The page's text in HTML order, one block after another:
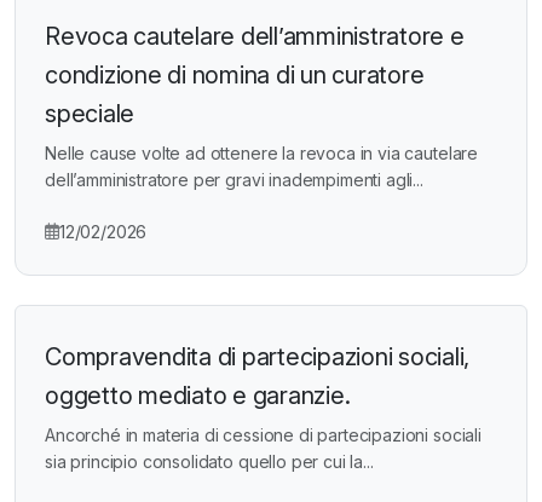
Revoca cautelare dell’amministratore e
condizione di nomina di un curatore
speciale
Nelle cause volte ad ottenere la revoca in via cautelare
dell’amministratore per gravi inadempimenti agli...
12/02/2026
Compravendita di partecipazioni sociali,
oggetto mediato e garanzie.
Ancorché in materia di cessione di partecipazioni sociali
sia principio consolidato quello per cui la...